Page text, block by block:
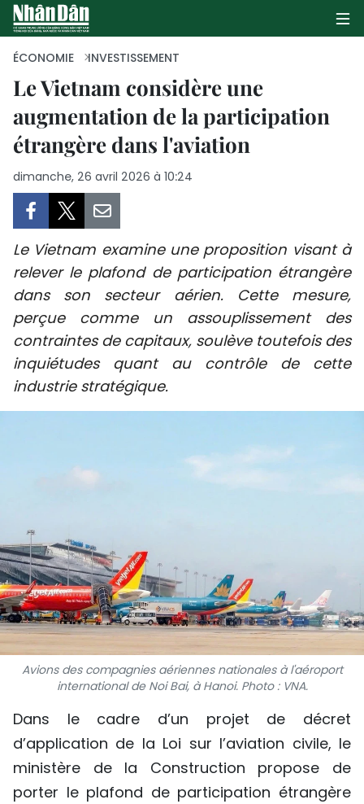
PAGE D'ACCUEIL
POLITIQUE
CULTURE
TOURISME
ENVIRONNEMENT
SPORT
PAYS NATAL
INFOGRAPHIE
PHOTO
VIDÉO
À PROPOS DU "PEUPLE"
TIẾNG VIỆT
ENGLISH
ÉCONOMIE INVESTISSEMENT
Le Vietnam considère une
augmentation de la participation
étrangère dans l'aviation
dimanche, 26 avril 2026 à 10:24
Le Vietnam examine une proposition visant à
relever le plafond de participation étrangère
dans son secteur aérien. Cette mesure,
perçue comme un assouplissement des
contraintes de capitaux, soulève toutefois des
inquiétudes quant au contrôle de cette
industrie stratégique.
Avions des compagnies aériennes nationales à l'aéroport
international de Noi Bai, à Hanoi. Photo : VNA.
Dans le cadre d’un projet de décret
d’application de la Loi sur l’aviation civile, le
ministère de la Construction propose de
porter le plafond de participation étrangère